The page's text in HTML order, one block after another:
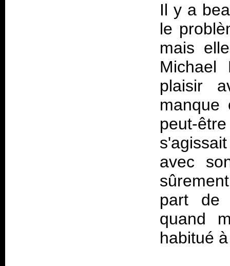
Il y a
le
mais
plaisir
manque
peut-
avec
part de
quand
habitué